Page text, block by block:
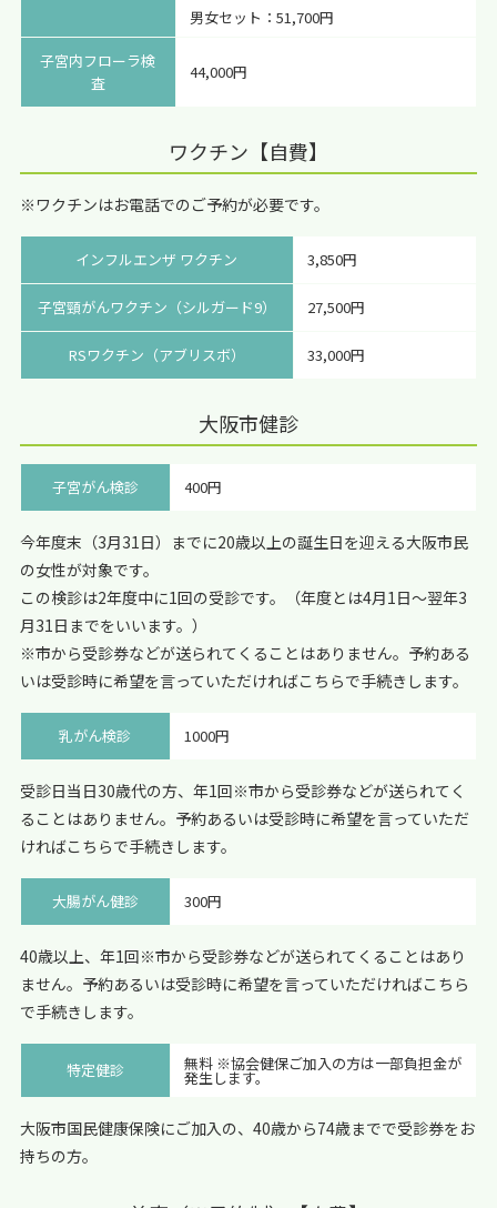
男女セット：51,700円
子宮内フローラ検
査
44,000円
ワクチン【自費】
※ワクチンはお電話でのご予約が必要です。
インフルエンザ ワクチン 3,850円
子宮頸がんワクチン（シルガード9） 27,500円
RSワクチン（アブリスボ） 33,000円
大阪市健診
子宮がん検診 400円
今年度末（3月31日）までに20歳以上の誕生日を迎える大阪市民
の女性が対象です。
この検診は2年度中に1回の受診です。（年度とは4月1日～翌年3
月31日までをいいます。）
※市から受診券などが送られてくることはありません。予約ある
いは受診時に希望を言っていただければこちらで手続きします。
乳がん検診 1000円
受診日当日30歳代の方、年1回※市から受診券などが送られてく
ることはありません。予約あるいは受診時に希望を言っていただ
ければこちらで手続きします。
大腸がん健診 300円
40歳以上、年1回※市から受診券などが送られてくることはあり
ません。予約あるいは受診時に希望を言っていただければこちら
で手続きします。
特定健診 無料 ※協会健保ご加入の方は一部負担金が
発生します。
大阪市国民健康保険にご加入の、40歳から74歳までで受診券をお
持ちの方。